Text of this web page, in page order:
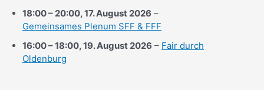
18:00– 20:00,17. August 2026 –
Gemeinsames Plenum SFF & FFF
16:00–18:00,19. August 2026 – Fair durch
Oldenburg